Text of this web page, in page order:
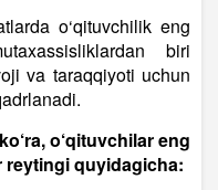
o‘qituvchilik eng
biri
va taraqqiyoti uchun
o‘qituvchilar eng
reytingi quyidagicha: